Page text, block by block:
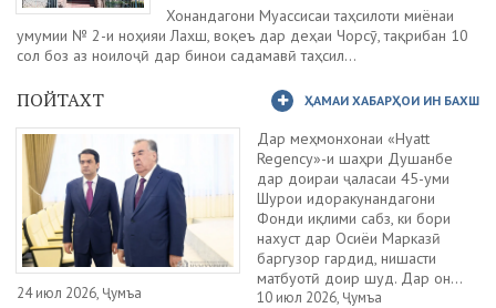
Хонандагони Муассисаи таҳсилоти миёнаи
умумии № 2-и ноҳияи Лахш, воқеъ дар деҳаи Чорсӯ, тақрибан 10
сол боз аз ноилоҷӣ дар бинои садамавӣ таҳсил...
ПОЙТАХТ ҲАМАИ ХАБАРҲОИ ИН БАХШ
24 июл 2026, Ҷумъа
Дар меҳмонхонаи «Hyatt
Regency»-и шаҳри Душанбе
дар доираи ҷаласаи 45-уми
Шурои идоракунандагони
Фонди иқлими сабз, ки бори
нахуст дар Осиёи Марказӣ
баргузор гардид, нишасти
матбуотӣ доир шуд. Дар он...
10 июл 2026, Ҷумъа